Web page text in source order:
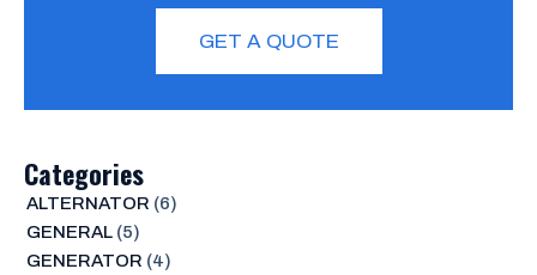
GET A QUOTE
Categories
ALTERNATOR (6)
GENERAL(5)
GENERATOR (4)